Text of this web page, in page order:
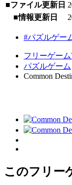
■ファイル更新日
■情報更新日
#パズルゲー
フリーゲー
パズルゲーム
Common
このフリー